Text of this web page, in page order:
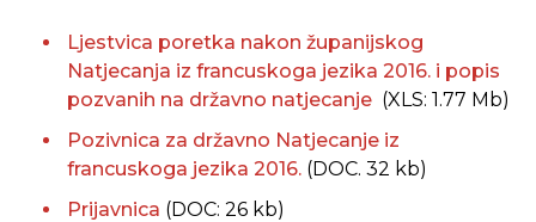
Ljestvica poretka nakon županijskog
Natjecanja iz francuskoga jezika 2016. i popis
pozvanih na državno natjecanje (XLS: 1.77 Mb)
Pozivnica za državno Natjecanje iz
francuskoga jezika 2016. (DOC. 32 kb)
Prijavnica (DOC: 26 kb)